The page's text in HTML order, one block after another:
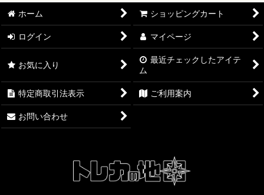
【ワンピースカード】ブースターパック 神の島の冒険【OP-
15】
【ワンピースカード】エクストラブースター EGGHEAD
CRISIS【EB-04】
【ワンピースカード】ブースターパック 蒼海の七傑【OP-14】
【ワンピースカード】エクストラブースター ONE PIECE
【ワンピースカード】ブースターパック 受け継がれる意志
ホーム ショッピングカート
ログイン マイページ
お気に入り
最近チェックしたアイテ
ム
特定商取引法表示 ご利用案内
お問い合わせ